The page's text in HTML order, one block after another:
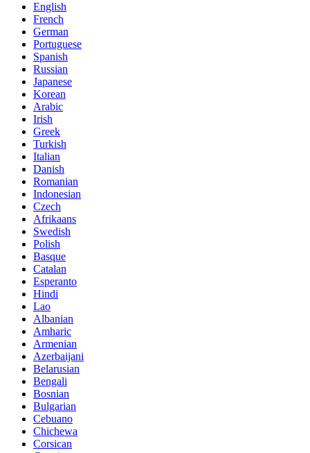
English
French
German
Portuguese
Spanish
Russian
Japanese
Korean
Arabic
Irish
Greek
Turkish
Italian
Danish
Romanian
Indonesian
Czech
Afrikaans
Swedish
Polish
Basque
Catalan
Esperanto
Hindi
Lao
Albanian
Amharic
Armenian
Azerbaijani
Belarusian
Bengali
Bosnian
Bulgarian
Cebuano
Chichewa
Corsican